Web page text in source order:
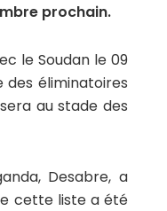
prochain.
le Soudan le 09
éliminatoires
au stade des
Desabre, a
cette liste a été